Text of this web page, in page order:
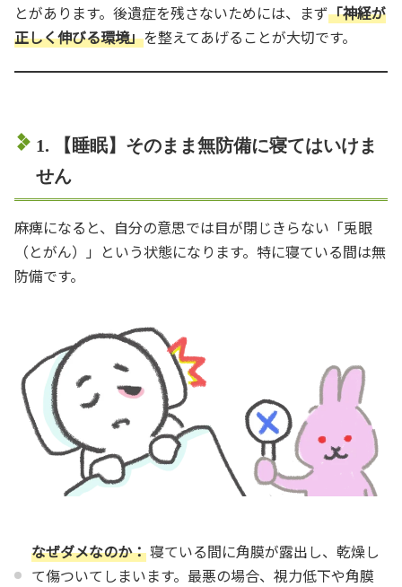
とがあります。後遺症を残さないためには、まず「神経が
正しく伸びる環境」を整えてあげることが大切です。
1. 【睡眠】そのまま無防備に寝てはいけま
せん
麻痺になると、自分の意思では目が閉じきらない「兎眼
（とがん）」という状態になります。特に寝ている間は無
防備です。
なぜダメなのか：寝ている間に角膜が露出し、乾燥し
て傷ついてしまいます。最悪の場合、視力低下や角膜